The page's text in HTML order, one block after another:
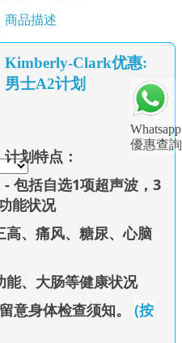
Whatsapp
優惠查詢
商品描述
Kimberly-Clark优惠:
男士A2计划
计划特点：
- 包括自选1项超声波，3
能状况
、痛风、糖尿、心脑
能、大肠等健康状况
意身体检查须知。
(按